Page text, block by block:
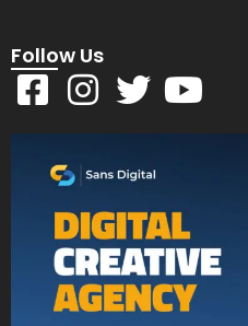
Follow Us